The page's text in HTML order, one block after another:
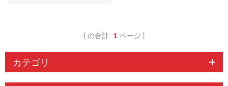
の合計 1 ページ
カテゴリ